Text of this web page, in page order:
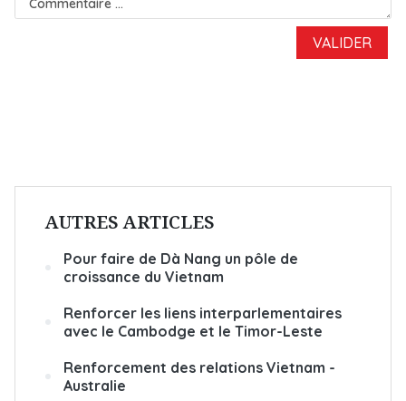
AUTRES ARTICLES
Pour faire de Dà Nang un pôle de
croissance du Vietnam
Renforcer les liens interparlementaires
avec le Cambodge et le Timor-Leste
Renforcement des relations Vietnam -
Australie